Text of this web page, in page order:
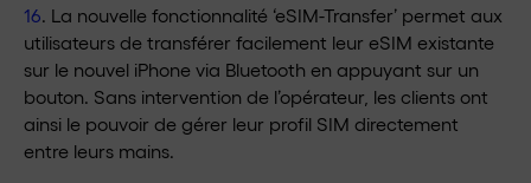
16. La nouvelle fonctionnalité ‘eSIM-Transfer’ permet aux
utilisateurs de transférer facilement leur eSIM existante
sur le nouvel iPhone via Bluetooth en appuyant sur un
bouton. Sans intervention de l’opérateur, les clients ont
ainsi le pouvoir de gérer leur profil SIM directement
entre leurs mains.